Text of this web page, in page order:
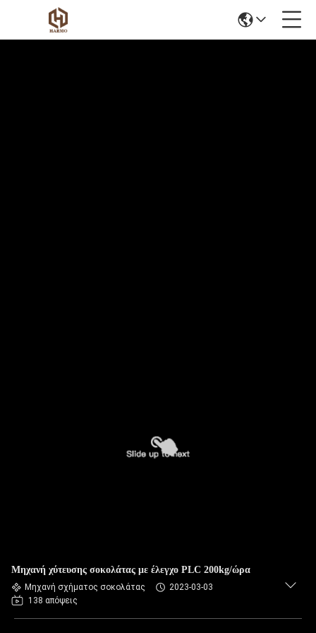
Μηχανή χύτευσης σοκολάτας με έλεγχο PLC 200kg/ώρα
Μηχανή σχήματος σοκολάτας
2023-03-03
138 απόψεις